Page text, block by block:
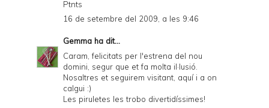
Ptnts
16 de setembre del 2009, a les 9:46
Gemma ha dit...
Caram, felicitats per l'estrena del nou
domini, segur que et fa molta il·lusió.
Nosaltres et seguirem visitant, aquí i a on
calgui :)
Les piruletes les trobo divertidíssimes!